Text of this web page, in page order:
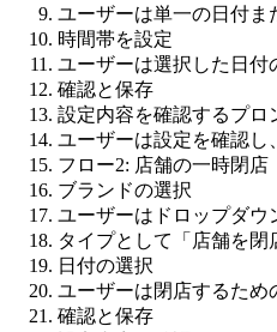
ユーザーは単一の日付ま
時間帯を設定
ユーザーは選択した日付
確認と保存
設定内容を確認するプロ
ユーザーは設定を確認し
フロー2: 店舗の一時閉店
ブランドの選択
ユーザーはドロップダウ
タイプとして「店舗を閉
日付の選択
ユーザーは閉店するため
確認と保存